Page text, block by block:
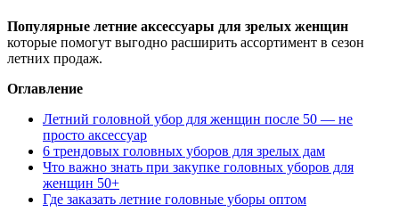
Популярные летние аксессуары для зрелых женщин
которые помогут выгодно расширить ассортимент в сезон
летних продаж.
Оглавление
Летний головной убор для женщин после 50 — не
просто аксессуар
6 трендовых головных уборов для зрелых дам
Что важно знать при закупке головных уборов для
женщин 50+
Где заказать летние головные уборы оптом